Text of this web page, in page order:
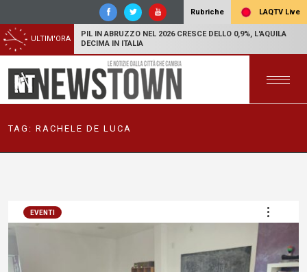
Rubriche LAQTV Live
ULTIM'ORA
PIL IN ABRUZZO NEL 2026 CRESCE DELLO 0,9%, L'AQUILA
DECIMA IN ITALIA
TAG: RACHELE DE LUCA
EVENTI